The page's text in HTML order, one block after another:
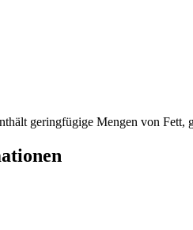
geringfügige Mengen von Fett,